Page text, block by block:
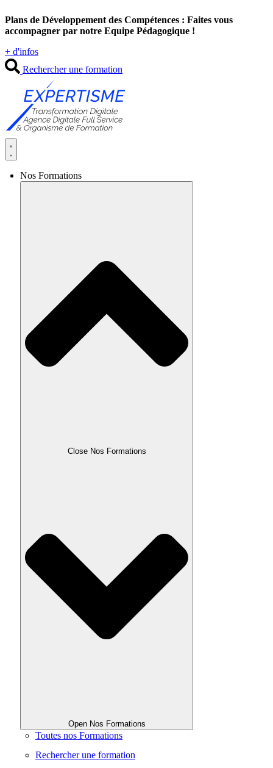
au
contenu
Plans de Développement des Compétences : Faites vous
accompagner par notre Equipe Pédagogique !
+ d'infos
Rechercher une formation
Nos Formations
Close Nos Formations
Open Nos Formations
Toutes nos Formations
Rechercher une formation